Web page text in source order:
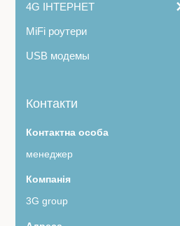
4G ІНТЕРНЕТ
MiFi роутери
USB модемы
Контакти
менеджер
3G group